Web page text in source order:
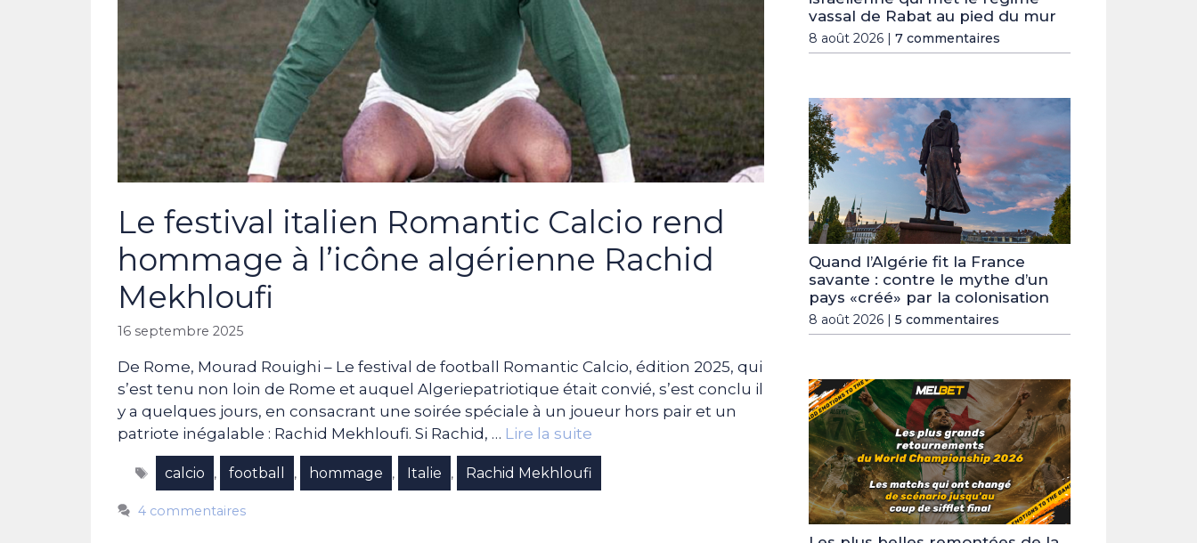
Le festival italien Romantic Calcio rend
hommage à l’icône algérienne Rachid
Mekhloufi
16 septembre 2025
De Rome, Mourad Rouighi – Le festival de football Romantic Calcio, édition 2025, qui
s’est tenu non loin de Rome et auquel Algeriepatriotique était convié, s’est conclu il
y a quelques jours, en consacrant une soirée spéciale à un joueur hors pair et un
patriote inégalable : Rachid Mekhloufi. Si Rachid, … Lire la suite
Étiquettes
calcio , football , hommage , Italie , Rachid Mekhloufi
4 commentaires
vassal de Rabat au pied du mur
8 août 2026 | 7 commentaires
Quand l’Algérie fit la France
savante : contre le mythe d’un
pays «créé» par la colonisation
8 août 2026 | 5 commentaires